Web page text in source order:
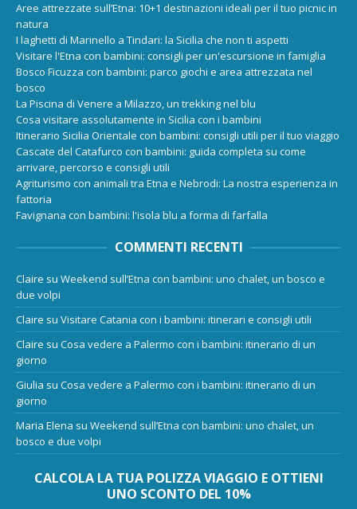
Aree attrezzate sull’Etna: 10+1 destinazioni ideali per il tuo picnic in
natura
I laghetti di Marinello a Tindari: la Sicilia che non ti aspetti
Visitare l'Etna con bambini: consigli per un'escursione in famiglia
Bosco Ficuzza con bambini: parco giochi e area attrezzata nel
bosco
La Piscina di Venere a Milazzo, un trekking nel blu
Cosa visitare assolutamente in Sicilia con i bambini
Itinerario Sicilia Orientale con bambini: consigli utili per il tuo viaggio
Cascate del Catafurco con bambini: guida completa su come
arrivare, percorso e consigli utili
Agriturismo con animali tra Etna e Nebrodi: La nostra esperienza in
fattoria
Favignana con bambini: l'isola blu a forma di farfalla
COMMENTI RECENTI
Claire su Weekend sull’Etna con bambini: uno chalet, un bosco e
due volpi
Claire su Visitare Catania con i bambini: itinerari e consigli utili
Claire su Cosa vedere a Palermo con i bambini: itinerario di un
giorno
Giulia su Cosa vedere a Palermo con i bambini: itinerario di un
giorno
Maria Elena su Weekend sull’Etna con bambini: uno chalet, un
bosco e due volpi
CALCOLA LA TUA POLIZZA VIAGGIO E OTTIENI
UNO SCONTO DEL 10%